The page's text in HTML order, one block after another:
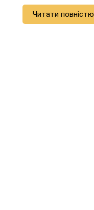
Читати повністю